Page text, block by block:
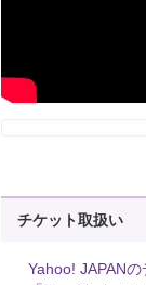
チケット取扱い
Yahoo! JAPAN